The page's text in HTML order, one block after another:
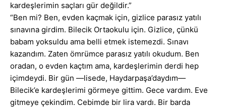
kardeşlerimin saçları gür değildir.”
“Ben mi? Ben, evden kaçmak için, gizlice parasız yatılı
sınavına girdim. Bilecik Ortaokulu için. Gizlice, çünkü
babam yoksuldu ama belli etmek istemezdi. Sınavı
kazandım. Zaten ömrümce parasız yatılı okudum. Ben
oradan, o evden kaçtım ama, kardeşlerimin derdi hep
içimdeydi. Bir gün —lisede, Haydarpaşa’daydım—
Bilecik’e kardeşlerimi görmeye gittim. Gece vardım. Eve
gitmeye çekindim. Cebimde bir lira vardı. Bir barda